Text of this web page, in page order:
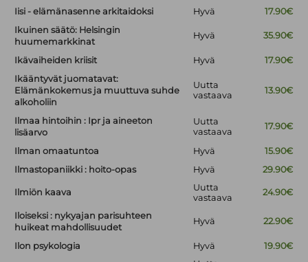
Iisi - elämänasenne arkitaidoksi Hyvä
17.90€
Ikuinen säätö: Helsingin
huumemarkkinat
Hyvä 35.90€
Ikävaiheiden kriisit Hyvä
17.90€
Ikääntyvät juomatavat:
Elämänkokemus ja muuttuva suhde
alkoholiin
Uutta
vastaava
13.90€
Ilmaa hintoihin : Ipr ja aineeton
lisäarvo
Uutta
vastaava
17.90€
Ilman omaatuntoa Hyvä
15.90€
Ilmastopaniikki : hoito-opas
Hyvä 29.90€
Ilmiön kaava
Uutta
vastaava
24.90€
Iloiseksi : nykyajan parisuhteen
huikeat mahdollisuudet
Hyvä 22.90€
Ilon psykologia Hyvä 19.90€